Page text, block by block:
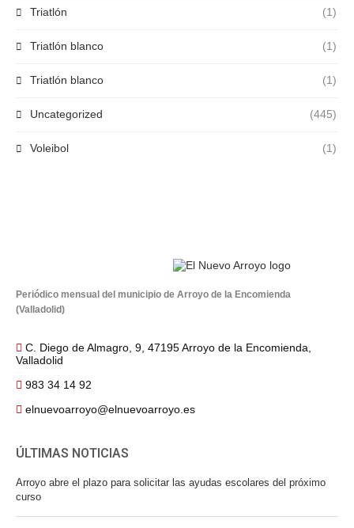
Triatlón (1)
Triatlón blanco (1)
Triatlón blanco (1)
Uncategorized (445)
Voleibol (1)
Periódico mensual del municipio de Arroyo de la Encomienda
(Valladolid)
C. Diego de Almagro, 9, 47195 Arroyo de la Encomienda,
Valladolid
983 34 14 92
elnuevoarroyo@elnuevoarroyo.es
ÚLTIMAS NOTICIAS
Arroyo abre el plazo para solicitar las ayudas escolares del próximo
curso